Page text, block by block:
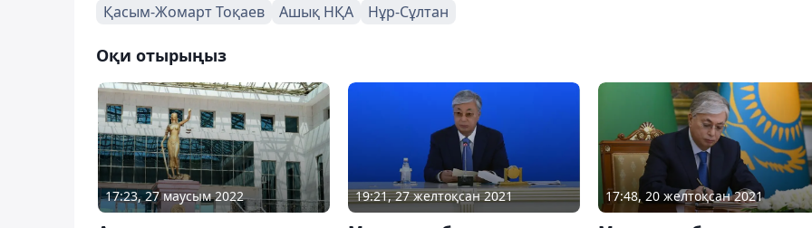
Қасым-Жомарт Тоқаев Ашық НҚА Нұр-Сұлтан
Оқи отырыңыз
17:23, 27 маусым 2022 19:21, 27 желтоқсан 2021 17:48, 20 желтоқсан 2021